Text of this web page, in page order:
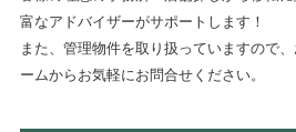
富なアドバイザーがサポートします！
また、管理物件を取り扱っていますので
ームからお気軽にお問合せください。